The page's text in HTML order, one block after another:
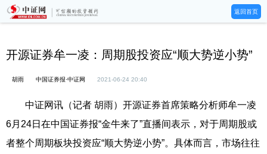
返回首页
开源证券牟一凌：周期股投资应“顺大势逆小势”
胡雨 中国证券报·中证网 2021-06-24 20:40
中证网讯（记者 胡雨）开源证券首席策略分析师牟一凌
6月24日在中国证券报“金牛来了”直播间表示，对于周期股或
者整个周期板块投资应“顺大势逆小势”。具体而言，市场往往